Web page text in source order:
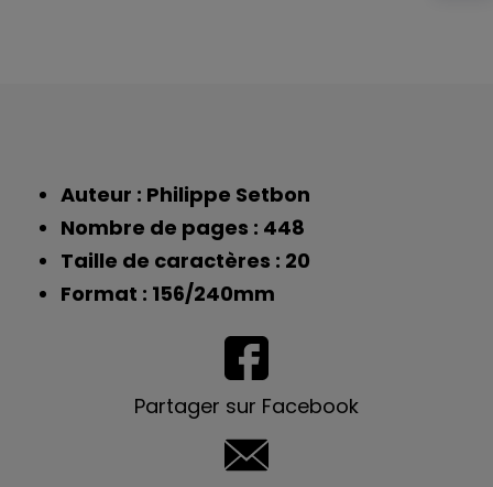
Auteur : Philippe Setbon
Nombre de pages : 448
Taille de caractères : 20
Format : 156/240mm
Partager sur Facebook